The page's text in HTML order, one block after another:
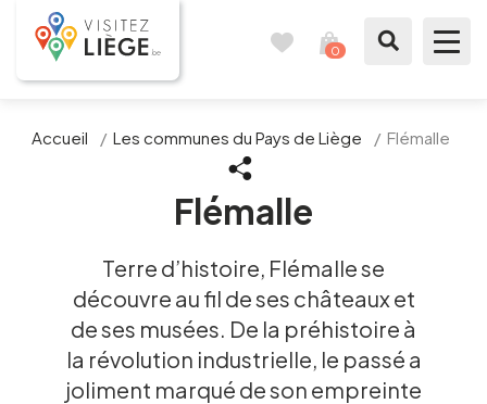
0
Nos suggestions
Pays de Liège
Accueil / Les communes du Pays de Liège / Flémalle
Flémalle
Terre d’histoire, Flémalle se
découvre au fil de ses châteaux et
de ses musées. De la préhistoire à
la révolution industrielle, le passé a
joliment marqué de son empreinte